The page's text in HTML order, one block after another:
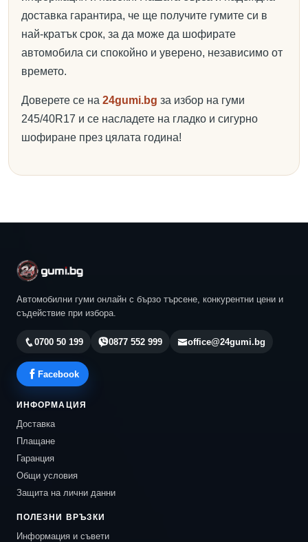
доставка гарантира, че ще получите гумите си в
най-кратък срок, за да може да шофирате
автомобила си спокойно и уверено, независимо от
времето.
Доверете се на 24gumi.bg за избор на гуми
245/40R17 и се насладете на гладко и сигурно
шофиране през цялата година!
Автомобилни гуми онлайн с бързо търсене, конкурентни цени и
съдействие при избора.
0700 50 199 0877 552 999 office@24gumi.bg
Facebook
ИНФОРМАЦИЯ
Доставка
Плащане
Гаранция
Общи условия
Защита на лични данни
ПОЛЕЗНИ ВРЪЗКИ
Информация и съвети